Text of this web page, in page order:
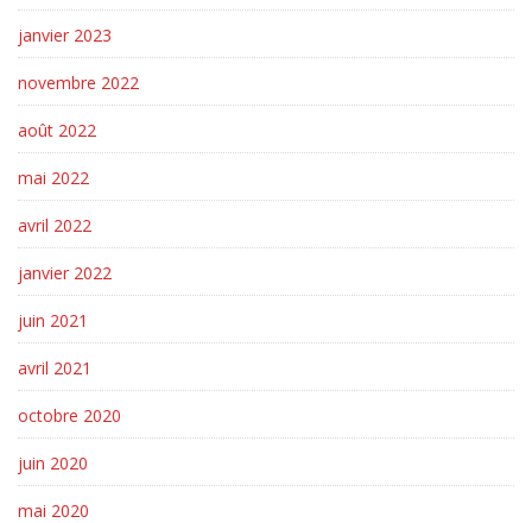
janvier 2023
novembre 2022
août 2022
mai 2022
avril 2022
janvier 2022
juin 2021
avril 2021
octobre 2020
juin 2020
mai 2020